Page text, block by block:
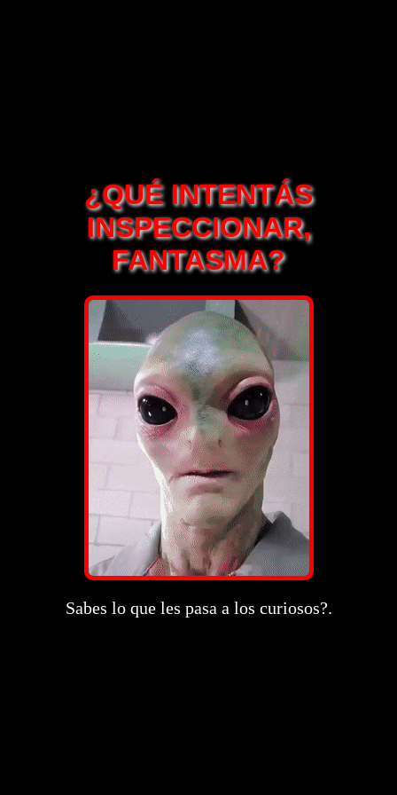
¿QUÉ INTENTÁS
INSPECCIONAR,
FANTASMA?
Sabes lo que les pasa a los curiosos?.